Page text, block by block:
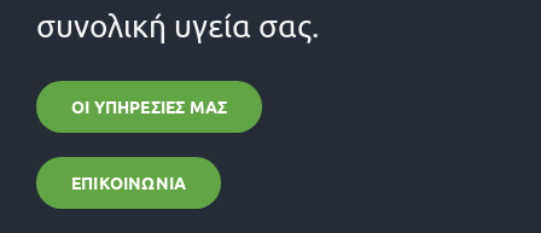
συνολική υγεία σας.
ΟΙ ΥΠΗΡΕΣΊΕΣ ΜΑΣ
ΕΠΙΚΟΙΝΩΝΊΑ